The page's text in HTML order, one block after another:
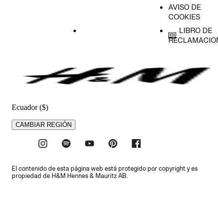
AVISO DE
COOKIES
LIBRO DE
Ecuador ($)
CAMBIAR REGIÓN
El contenido de esta página web está protegido por copyright y es
propiedad de H&M Hennes & Mauritz AB.